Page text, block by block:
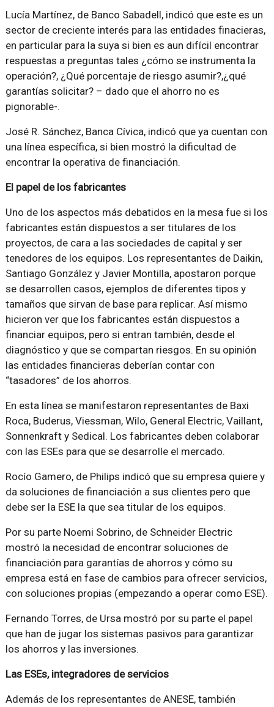
Lucía Martínez, de Banco Sabadell, indicó que este es un
sector de creciente interés para las entidades finacieras,
en particular para la suya si bien es aun difícil encontrar
respuestas a preguntas tales ¿cómo se instrumenta la
operación?, ¿Qué porcentaje de riesgo asumir?,¿qué
garantías solicitar? – dado que el ahorro no es
pignorable-.
José R. Sánchez, Banca Cívica, indicó que ya cuentan con
una línea específica, si bien mostró la dificultad de
encontrar la operativa de financiación.
El papel de los fabricantes
Uno de los aspectos más debatidos en la mesa fue si los
fabricantes están dispuestos a ser titulares de los
proyectos, de cara a las sociedades de capital y ser
tenedores de los equipos. Los representantes de Daikin,
Santiago González y Javier Montilla, apostaron porque
se desarrollen casos, ejemplos de diferentes tipos y
tamaños que sirvan de base para replicar. Así mismo
hicieron ver que los fabricantes están dispuestos a
financiar equipos, pero si entran también, desde el
diagnóstico y que se compartan riesgos. En su opinión
las entidades financieras deberían contar con
“tasadores” de los ahorros.
En esta línea se manifestaron representantes de Baxi
Roca, Buderus, Viessman, Wilo, General Electric, Vaillant,
Sonnenkraft y Sedical. Los fabricantes deben colaborar
con las ESEs para que se desarrolle el mercado.
Rocío Gamero, de Philips indicó que su empresa quiere y
da soluciones de financiación a sus clientes pero que
debe ser la ESE la que sea titular de los equipos.
Por su parte Noemi Sobrino, de Schneider Electric
mostró la necesidad de encontrar soluciones de
financiación para garantías de ahorros y cómo su
empresa está en fase de cambios para ofrecer servicios,
con soluciones propias (empezando a operar como ESE).
Fernando Torres, de Ursa mostró por su parte el papel
que han de jugar los sistemas pasivos para garantizar
los ahorros y las inversiones.
Las ESEs, integradores de servicios
Además de los representantes de ANESE, también